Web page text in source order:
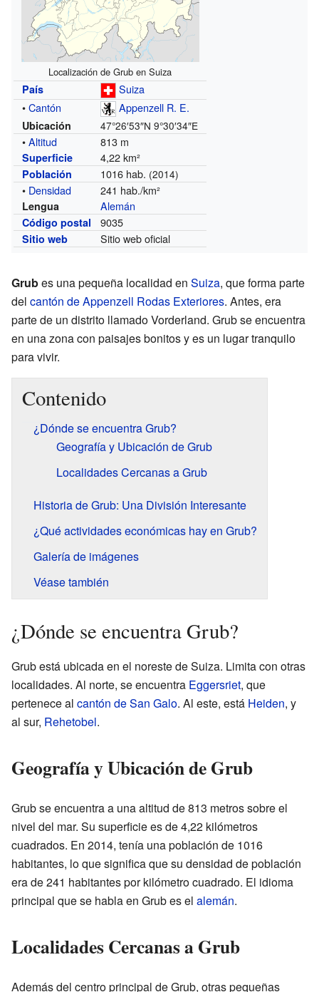
Localización de Grub en Suiza
País
Suiza
•Cantón Appenzell R. E.
Ubicación 47°26′53″N 9°30′34″E
•Altitud 813 m
Superficie 4,22 km²
Población 1016 hab. (2014)
• Densidad 241 hab./km²
Lengua Alemán
Código postal 9035
Sitio web Sitio web oficial
Grubes una pequeña localidad en Suiza, que forma parte
del cantón de Appenzell Rodas Exteriores. Antes, era
parte de un distrito llamado Vorderland. Grub se encuentra
en una zona con paisajes bonitos y es un lugar tranquilo
para vivir.
Contenido
¿Dónde se encuentra Grub?
Geografía y Ubicación de Grub
Localidades Cercanas a Grub
Historia de Grub: Una División Interesante
¿Qué actividades económicas hay en Grub?
Galería de imágenes
Véase también
¿Dónde se encuentra Grub?
Grub está ubicada en el noreste de Suiza. Limita con otras
localidades. Al norte, se encuentra Eggersriet, que
pertenece al cantón de San Galo. Al este, está Heiden, y
al sur, Rehetobel.
Geografía y Ubicación de Grub
Grub se encuentra a una altitud de 813 metros sobre el
nivel del mar. Su superficie es de 4,22 kilómetros
cuadrados. En 2014, tenía una población de 1016
habitantes, lo que significa que su densidad de población
era de 241 habitantes por kilómetro cuadrado. El idioma
principal que se habla en Grub es el alemán.
Localidades Cercanas a Grub
Además del centro principal de Grub, otras pequeñas